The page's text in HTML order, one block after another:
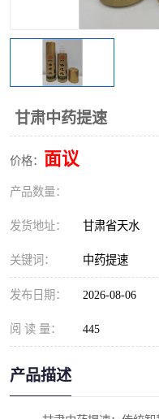
甘肃中药提速
价格： 面议
产品数量：
发货地址： 甘肃省天水
关键词： 中药提速
发布日期： 2026-08-06
阅 读 量： 445
产品描述